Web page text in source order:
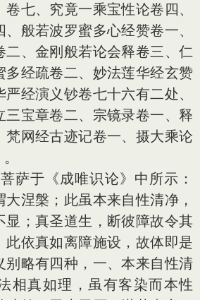
七、究竟一乘宝性论卷四、
般若波罗蜜多心经赞卷一、
二、金刚般若论会释卷三、仁
多经疏卷二、妙法莲华经玄赞
经演义钞卷七十六有二处、
三宝章卷二、宗镜录卷一、释
梵网经古迹记卷一、摄大乘论
于《成唯识论》中所示：
大涅槃；此虽本来自性清净，
显；真圣道生，断彼障故令其
此依真如离障施设，故体即是
别略有四种，一、本来自性清
相真如理，虽有客染而本性